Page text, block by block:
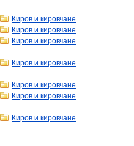
Киров и кировчане
Киров и кировчане
Киров и кировчане
Киров и кировчане
Киров и кировчане
Киров и кировчане
Киров и кировчане